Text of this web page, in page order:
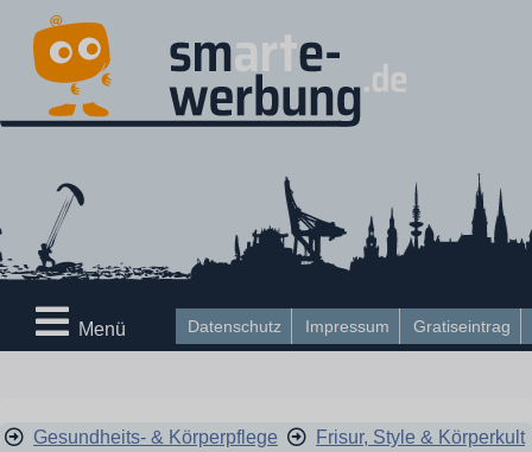
Datenschutz Impressum Gratiseintrag
Menü
Gesundheits- & Körperpflege
Frisur, Style & Körperkult